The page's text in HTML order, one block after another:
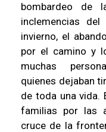
bombardeo de
inclemencias
invierno, el
por el camino y
muchas
quienes dejaban
de toda una vida.
familias por las
cruce de la